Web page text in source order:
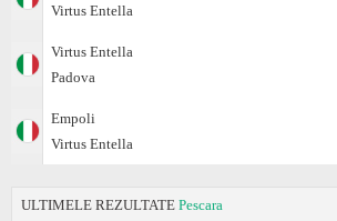
Virtus Entella
Virtus Entella
Padova
Empoli
Virtus Entella
ULTIMELE REZULTATE Pescara